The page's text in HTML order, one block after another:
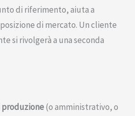
di riferimento, aiuta a
di mercato. Un cliente
si rivolgerà a una seconda
(o amministrativo, o